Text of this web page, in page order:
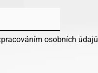
osobních údajů